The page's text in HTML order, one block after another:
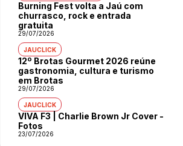
Burning Fest volta a Jaú com
churrasco, rock e entrada
gratuita
29/07/2026
JAUCLICK
12º Brotas Gourmet 2026 reúne
gastronomia, cultura e turismo
em Brotas
29/07/2026
JAUCLICK
VIVA F3 | Charlie Brown Jr Cover -
Fotos
23/07/2026